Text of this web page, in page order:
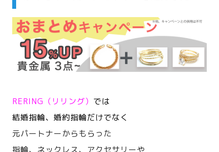
RERING（リリング） では
結婚指輪、婚約指輪だけでなく
元パートナーからもらった
指輪、ネックレス、アクセサリーや